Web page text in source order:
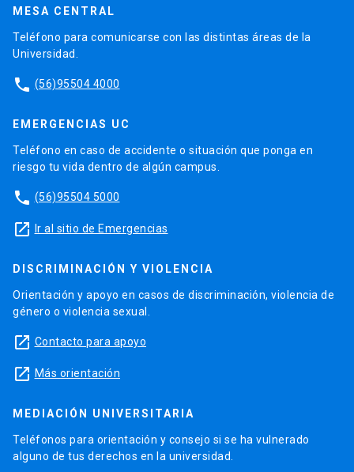
MESA CENTRAL
Teléfono para comunicarse con las distintas áreas de la
Universidad.
phone (56)95504 4000
EMERGENCIAS UC
Teléfono en caso de accidente o situación que ponga en
riesgo tu vida dentro de algún campus.
phone (56)95504 5000
launch Ir al sitio de Emergencias
DISCRIMINACIÓN Y VIOLENCIA
Orientación y apoyo en casos de discriminación, violencia de
género o violencia sexual.
launch Contacto para apoyo
launch Más orientación
MEDIACIÓN UNIVERSITARIA
Teléfonos para orientación y consejo si se ha vulnerado
alguno de tus derechos en la universidad.